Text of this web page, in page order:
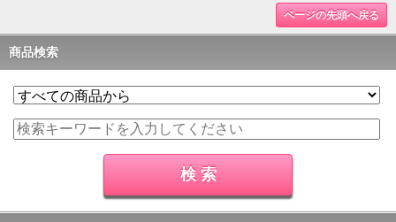
ページの先頭へ戻る
商品検索